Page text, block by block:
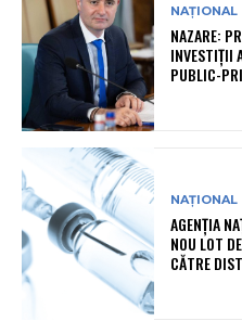
NAȚIONAL
NAZARE:
INVESTIȚII
PUBLIC-
NAȚIONAL
AGENȚIA
NOU LOT
CĂTRE